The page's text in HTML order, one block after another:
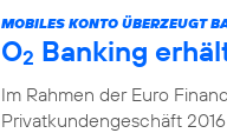
MOBILES KONTO ÜBERZEUGT
O2 Banking
Im Rahmen der Euro
Privatkundengeschäft